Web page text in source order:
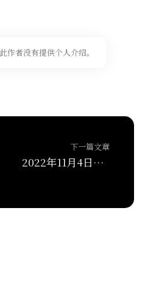
此作者没有提供个人介绍。
下一篇文章
2022年11月4日济南黄河业余无线电台网活动通联记录